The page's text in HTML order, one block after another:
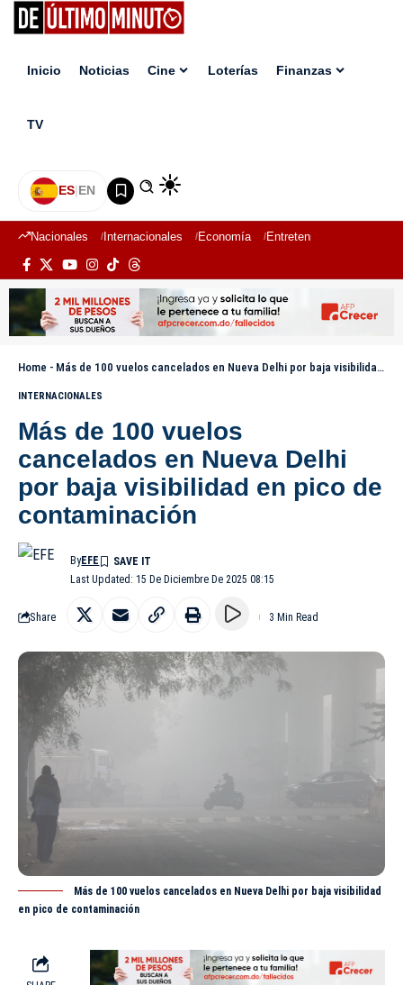
Inicio Noticias Cine Loterías Finanzas
TV
ES|EN
Nacionales Internacionales Economía Entretenimiento
Home - Más de 100 vuelos cancelados en Nueva Delhi por baja visibilidad en pico de contaminación
INTERNACIONALES
Más de 100 vuelos
cancelados en Nueva Delhi
por baja visibilidad en pico de
contaminación
Last Updated: 15 De Diciembre De 2025 08:15
ByEFE
Share 3 Min Read
Más de 100 vuelos cancelados en Nueva Delhi por baja visibilidad
en pico de contaminación